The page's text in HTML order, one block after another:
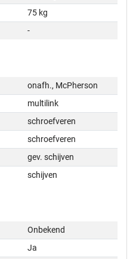
75 kg
-
onafh., McPherson
multilink
schroefveren
schroefveren
gev. schijven
schijven
Onbekend
Ja